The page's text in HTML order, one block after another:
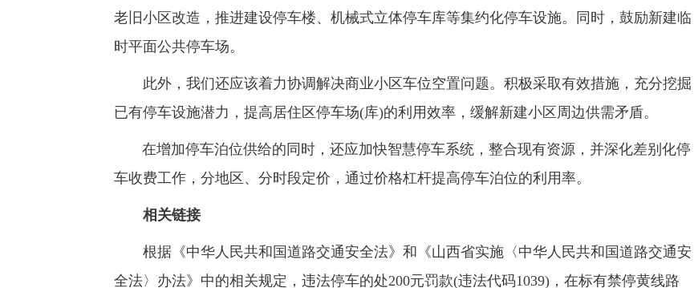
老旧小区改造，推进建设停车楼、机械式立体停车库等集约化停车设施。同时，鼓励新建临
时平面公共停车场。
此外，我们还应该着力协调解决商业小区车位空置问题。积极采取有效措施，充分挖掘
已有停车设施潜力，提高居住区停车场(库)的利用效率，缓解新建小区周边供需矛盾。
在增加停车泊位供给的同时，还应加快智慧停车系统，整合现有资源，并深化差别化停
车收费工作，分地区、分时段定价，通过价格杠杆提高停车泊位的利用率。
相关链接
根据《中华人民共和国道路交通安全法》和《山西省实施〈中华人民共和国道路交通安
全法〉办法》中的相关规定，违法停车的处200元罚款(违法代码1039)，在标有禁停黄线路